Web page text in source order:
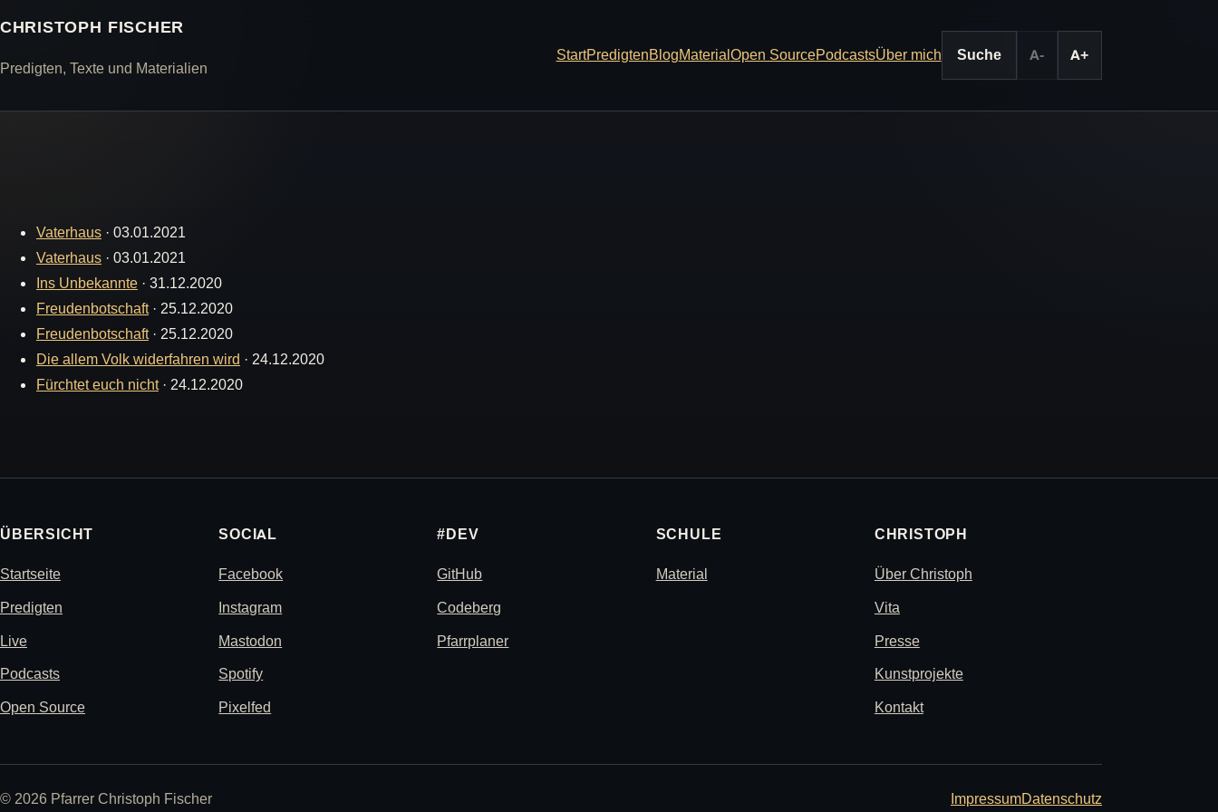
CHRISTOPH FISCHER
Predigten, Texte und Materialien
StartPredigtenBlogMaterialOpen SourcePodcastsÜber mich Suche A- A+
Vaterhaus · 03.01.2021
Vaterhaus · 03.01.2021
Ins Unbekannte · 31.12.2020
Freudenbotschaft· 25.12.2020
Freudenbotschaft· 25.12.2020
Die allem Volk widerfahren wird · 24.12.2020
Fürchtet euch nicht· 24.12.2020
ÜBERSICHT
Startseite
Predigten
Live
Podcasts
Open Source
SOCIAL
Facebook
Instagram
Mastodon
Spotify
Pixelfed
#DEV
GitHub
Codeberg
Pfarrplaner
SCHULE
Material
CHRISTOPH
Über Christoph
Vita
Presse
Kunstprojekte
Kontakt
© 2026 Pfarrer Christoph Fischer ImpressumDatenschutz